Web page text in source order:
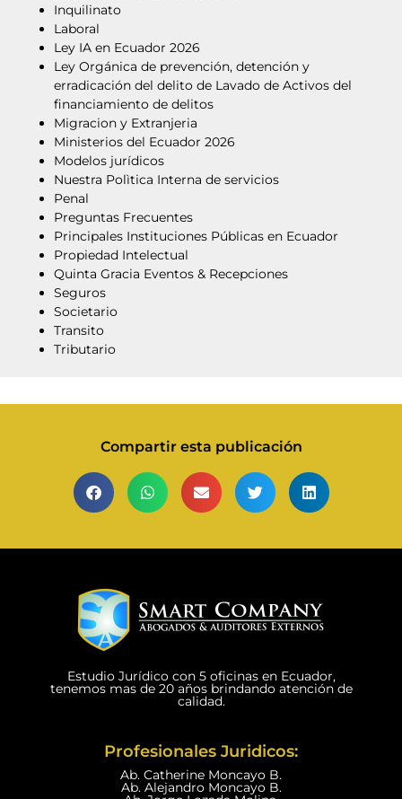
Inquilinato
Laboral
Ley IA en Ecuador 2026
Ley Orgánica de prevención, detención y
erradicación del delito de Lavado de Activos del
financiamiento de delitos
Migracion y Extranjeria
Ministerios del Ecuador 2026
Modelos jurídicos
Nuestra Polìtica Interna de servicios
Penal
Preguntas Frecuentes
Principales Instituciones Públicas en Ecuador
Propiedad Intelectual
Quinta Gracia Eventos & Recepciones
Seguros
Societario
Transito
Tributario
Compartir esta publicación
Estudio Jurídico con 5 oficinas en Ecuador,
tenemos mas de 20 años brindando atención de
calidad.
Profesionales Juridicos:
Ab. Catherine Moncayo B.
Ab. Alejandro Moncayo B.